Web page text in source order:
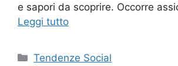
e sapori da scoprire. Occorre
Leggi tutto
Categorie
Tendenze Social